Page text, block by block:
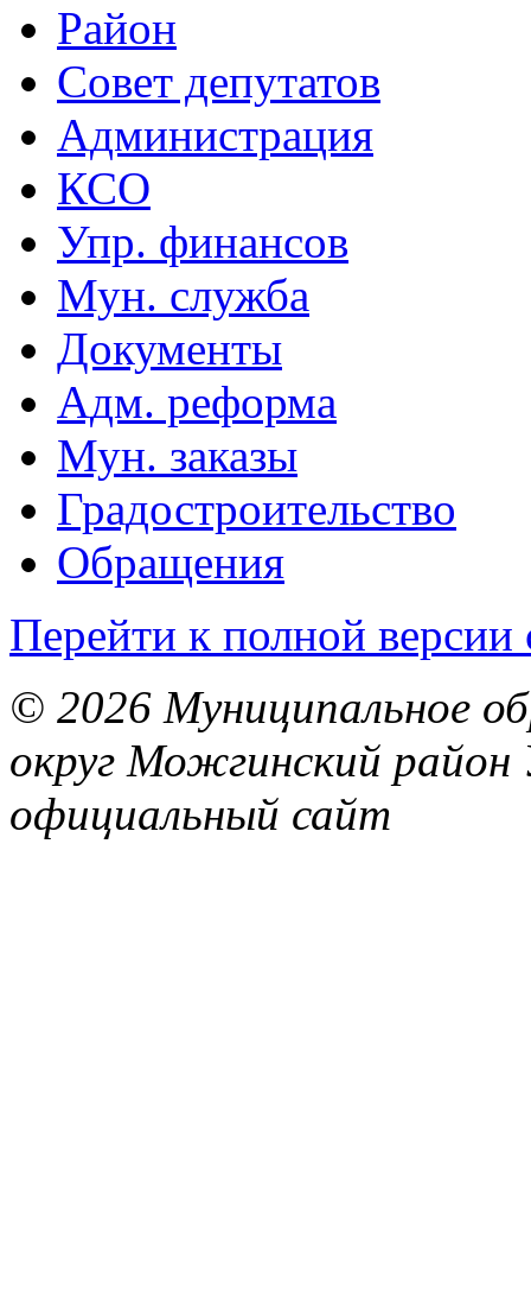
Район
Совет депутатов
Администрация
КСО
Упр. финансов
Мун. служба
Документы
Адм. реформа
Мун. заказы
Градостроительство
Обращения
Перейти к полной версии
© 2026 Муниципальное
округ Можгинский район
официальный сайт